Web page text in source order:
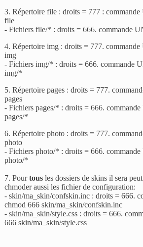
3. Répertoire file : droits = 777 :
file
- Fichiers file/* : droits = 666. commande
4. Répertoire img : droits = 777.
img
- Fichiers img/* : droits = 666. commande
img/*
5. Répertoire pages : droits = 777.
pages
- Fichiers pages/* : droits = 666.
pages/*
6. Répertoire photo : droits = 777.
photo
- Fichiers photo/* : droits = 666.
photo/*
7. Pourtous les dossiers de skins il sera
chmoder aussi les fichier de configuration:
- skin/ma_skin/confskin.inc : droits = 666.
chmod 666 skin/ma_skin/confskin.inc
- skin/ma_skin/style.css : droits = 666.
666 skin/ma_skin/style.css